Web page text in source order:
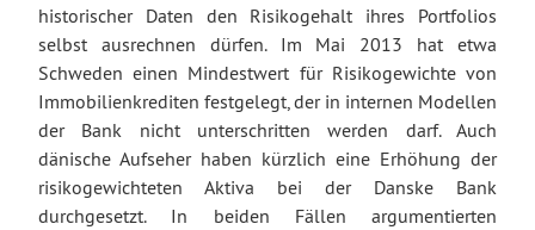
historischer Daten den Risikogehalt ihres Portfolios
selbst ausrechnen dürfen. Im Mai 2013 hat etwa
Schweden einen Mindestwert für Risikogewichte von
Immobilienkrediten festgelegt, der in internen Modellen
der Bank nicht unterschritten werden darf. Auch
dänische Aufseher haben kürzlich eine Erhöhung der
risikogewichteten Aktiva bei der Danske Bank
durchgesetzt. In beiden Fällen argumentierten